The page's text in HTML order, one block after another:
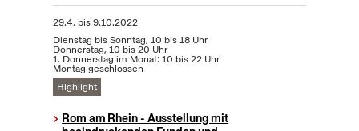
29.4. bis9.10.2022
Dienstag bis Sonntag, 10 bis 18 Uhr
Donnerstag, 10 bis 20 Uhr
1. Donnerstag im Monat: 10 bis 22 Uhr
Montag geschlossen
Highlight
Rom am Rhein - Ausstellung mit